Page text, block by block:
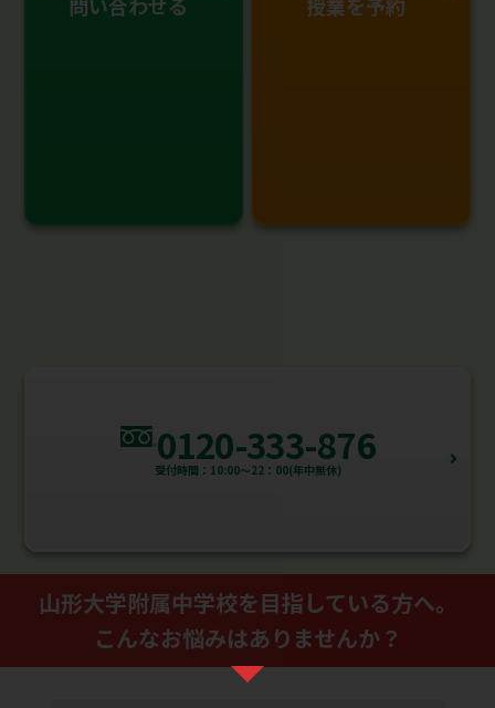
0120-333-876
受付時間：10:00～22：00(年中無休)
山形大学附属中学校を⽬指している⽅へ。
こんなお悩みはありませんか？